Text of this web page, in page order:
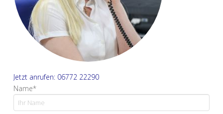
Jetzt anrufen: 06772 22290
Name*